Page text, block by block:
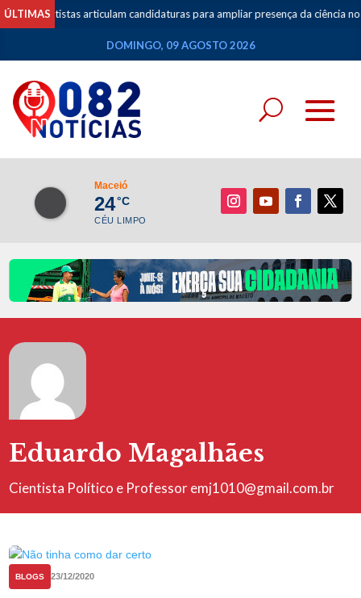
ÚLTIMAS
Cientistas articulam candidaturas para ampliar presença da ciência no
DOMINGO, 09 AGOSTO 2026
Maceió
24°C
CÉU LIMPO
Eduardo Magalhães
Cientista Político e Professor emj1010@gmail.com.br
BLOGS 23/12/2020